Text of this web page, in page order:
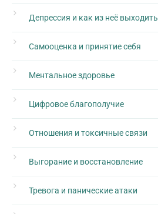
Депрессия и как из неё выходить
Самооценка и принятие себя
Ментальное здоровье
Цифровое благополучие
Отношения и токсичные связи
Выгорание и восстановление
Тревога и панические атаки